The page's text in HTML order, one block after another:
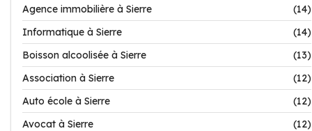
Agence immobilière à Sierre
(14)
Informatique à Sierre
(14)
Boisson alcoolisée à Sierre
(13)
Association à Sierre
(12)
Auto école à Sierre
(12)
Avocat à Sierre
(12)